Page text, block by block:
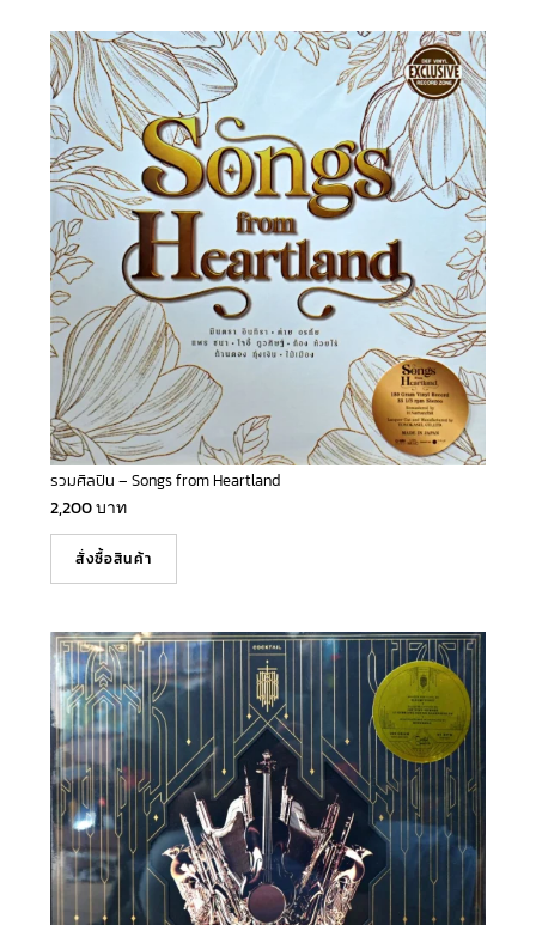
รวมศิลปิน – Songs from Heartland
2,200บาท
สั่งซื้อสินค้า